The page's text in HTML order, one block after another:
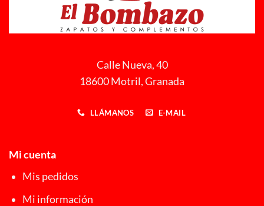
Calle Nueva, 40
18600 Motril, Granada
LLÁMANOS E-MAIL
Mi cuenta
Mis pedidos
Mi información